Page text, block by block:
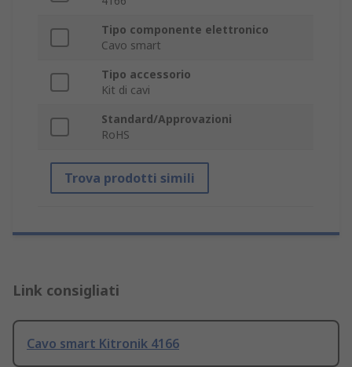
Tipo componente elettronico
Cavo smart
Tipo accessorio
Kit di cavi
Standard/Approvazioni
RoHS
Trova prodotti simili
Link consigliati
Cavo smart Kitronik 4166